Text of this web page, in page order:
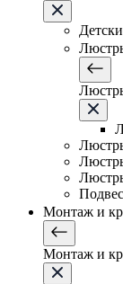
Монтаж и
Монтаж и